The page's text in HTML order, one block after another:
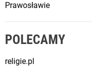
Prawosławie
POLECAMY
religie.pl